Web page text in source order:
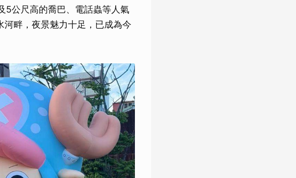
5公尺高的喬巴、電話蟲等人氣
畔，夜景魅力十足，已成為今